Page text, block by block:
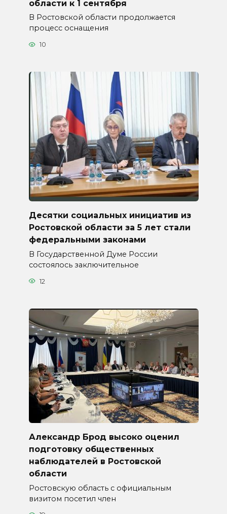
области к 1 сентября
В Ростовской области продолжается
процесс оснащения
10
Десятки социальных инициатив из
Ростовской области за 5 лет стали
федеральными законами
В Государственной Думе России
состоялось заключительное
12
Александр Брод высоко оценил
подготовку общественных
наблюдателей в Ростовской
области
Ростовскую область с официальным
визитом посетил член